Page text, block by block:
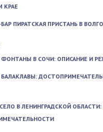
КРАЕ
ПИРАТСКАЯ ПРИСТАНЬ В
В СОЧИ: ОПИСАНИЕ И
БАЛАКЛАВЫ:
В ЛЕНИНГРАДСКОЙ